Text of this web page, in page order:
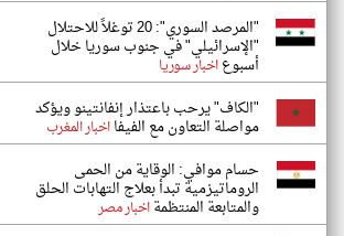
"المرصد السوري": 20 توغلاً للاحتلال
"الإسرائيلي" في جنوب سوريا خلال
أسبوعاخبار سوريا
"الكاف" يرحب باعتذار إنفانتينو ويؤكد
مواصلة التعاون مع الفيفااخبار المغرب
حسام موافي: الوقاية من الحمى
الروماتيزمية تبدأ بعلاج التهابات الحلق
والمتابعة المنتظمةاخبار مصر